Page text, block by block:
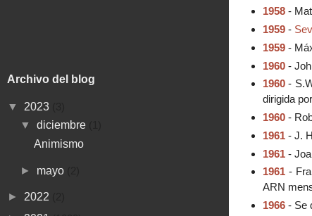
1958-
1959-
1959-
1960-
1960-
dirigida
1960-
1961- J.
1961-
1961-
ARN
1966- Se
Archivo del blog
▼ 2023
▼ diciembre
Animismo
► mayo
► 2022